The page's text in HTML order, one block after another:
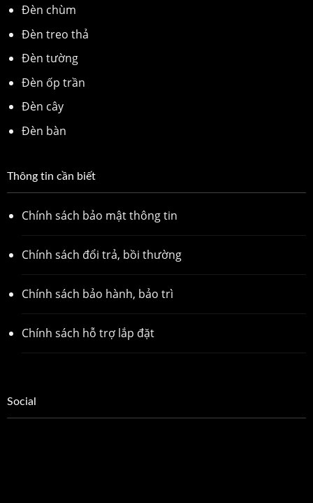
Đèn chùm
Đèn treo thả
Đèn tường
Đèn ốp trần
Đèn cây
Đèn bàn
Thông tin cần biết
Chính sách bảo mật thông tin
Chính sách đổi trả, bồi thường
Chính sách bảo hành, bảo trì
Chính sách hỗ trợ lắp đặt
Social